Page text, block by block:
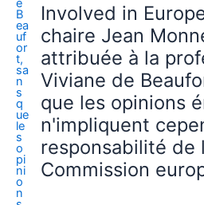
Involved in
chaire Jean
attribuée à la
Viviane de
que les opinions
n'impliquent
responsabilité de
Commission